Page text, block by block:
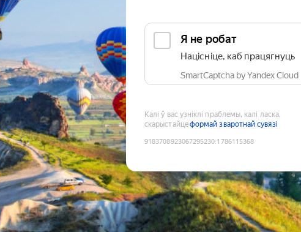
Я не робат
Націсніце, каб працягнуць
SmartCaptcha by Yandex Cloud
Калі ў вас узніклі праблемы, калі ласка,
скарыстайцеформай зваротнай сувязі
9183708923067295230:1786115368